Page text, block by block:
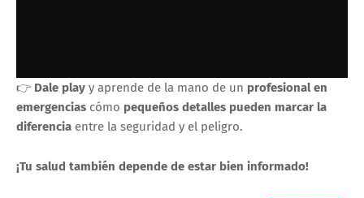
👉 Dale play y aprende de la mano de un profesional en
emergencias cómo pequeños detalles pueden marcar la
diferencia entre la seguridad y el peligro.
¡Tu salud también depende de estar bien informado!